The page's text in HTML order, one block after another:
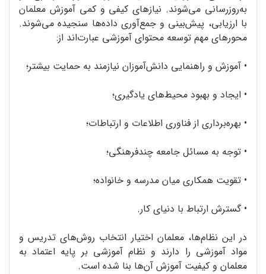
به‌روزرسانی می‌شوند. نیازهای کیفی و کمی آموزش معلمان
با ارزیابی، پیش‌بینی و جمع‌آوری داده‌ها سنجیده می‌شوند.
محورهای مهم توسعه محتوای آموزشی عبارت‌اند از:
• آموزش و راهنمایی دانش‌آموزان نیازمند به حمایت بیشتر؛
• ایجاد و بهبود محیط‌های یادگیری؛
• بهره‌برداری از فناوری اطلاعات و ارتباطات؛
• توجه به مسائل جامعه چندفرهنگی؛
• تقویت همکاری میان مدرسه و خانواده؛
• گسترش ارتباط با دنیای کار.
در این نظام‌ها، معلمان اختیار انتخاب روش‌های تدریس و
مواد آموزشی را دارند و نظام آموزشی بر پایه اعتماد به
معلمان و کیفیت آموزش آن‌ها بنا شده است.